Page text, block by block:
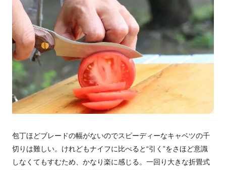
包丁ほどブレードの幅がないのでスピーディーなキャベツの千
切りは難しい。けれどもナイフに比べると“引く”をさほど意識
しなくてもすむため、かなり楽に感じる。一回り大きな折畳式